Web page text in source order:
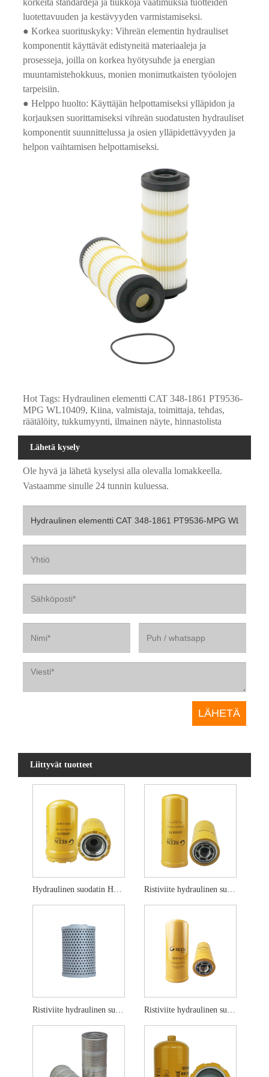
luotettavuuden ja kestävyyden varmistamiseksi.
● Korkea suorituskyky: Vihreän elementin hydrauliset
komponentit käyttävät edistyneitä materiaaleja ja
prosesseja, joilla on korkea hyötysuhde ja energian
muuntamistehokkuus, monien monimutkaisten työolojen
tarpeisiin.
● Helppo huolto: Käyttäjän helpottamiseksi ylläpidon ja
korjauksen suorittamiseksi vihreän suodatusten hydrauliset
komponentit suunnittelussa ja osien ylläpidettävyyden ja
helpon vaihtamisen helpottamiseksi.
Hot Tags: Hydraulinen elementti CAT 348-1861 PT9536-
MPG WL10409, Kiina, valmistaja, toimittaja, tehdas,
räätälöity, tukkumyynti, ilmainen näyte, hinnastolista
Lähetä kysely
Ole hyvä ja lähetä kyselysi alla olevalla lomakkeella.
Vastaamme sinulle 24 tunnin kuluessa.
Liittyvät tuotteet
Hydraulinen suodatin HF35519 5i-8670 5i-8670x Ristiviite hydraulinen suodatin HF6555
Ristiviite hydraulinen suodatin HF6861 Ristiviite hydraulinen suodatin HF6588